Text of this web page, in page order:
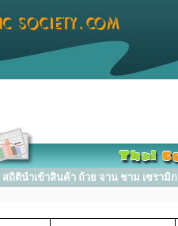
ถิตินำเข้าสินค้า ถ้วย จาน ชาม เซรามิก